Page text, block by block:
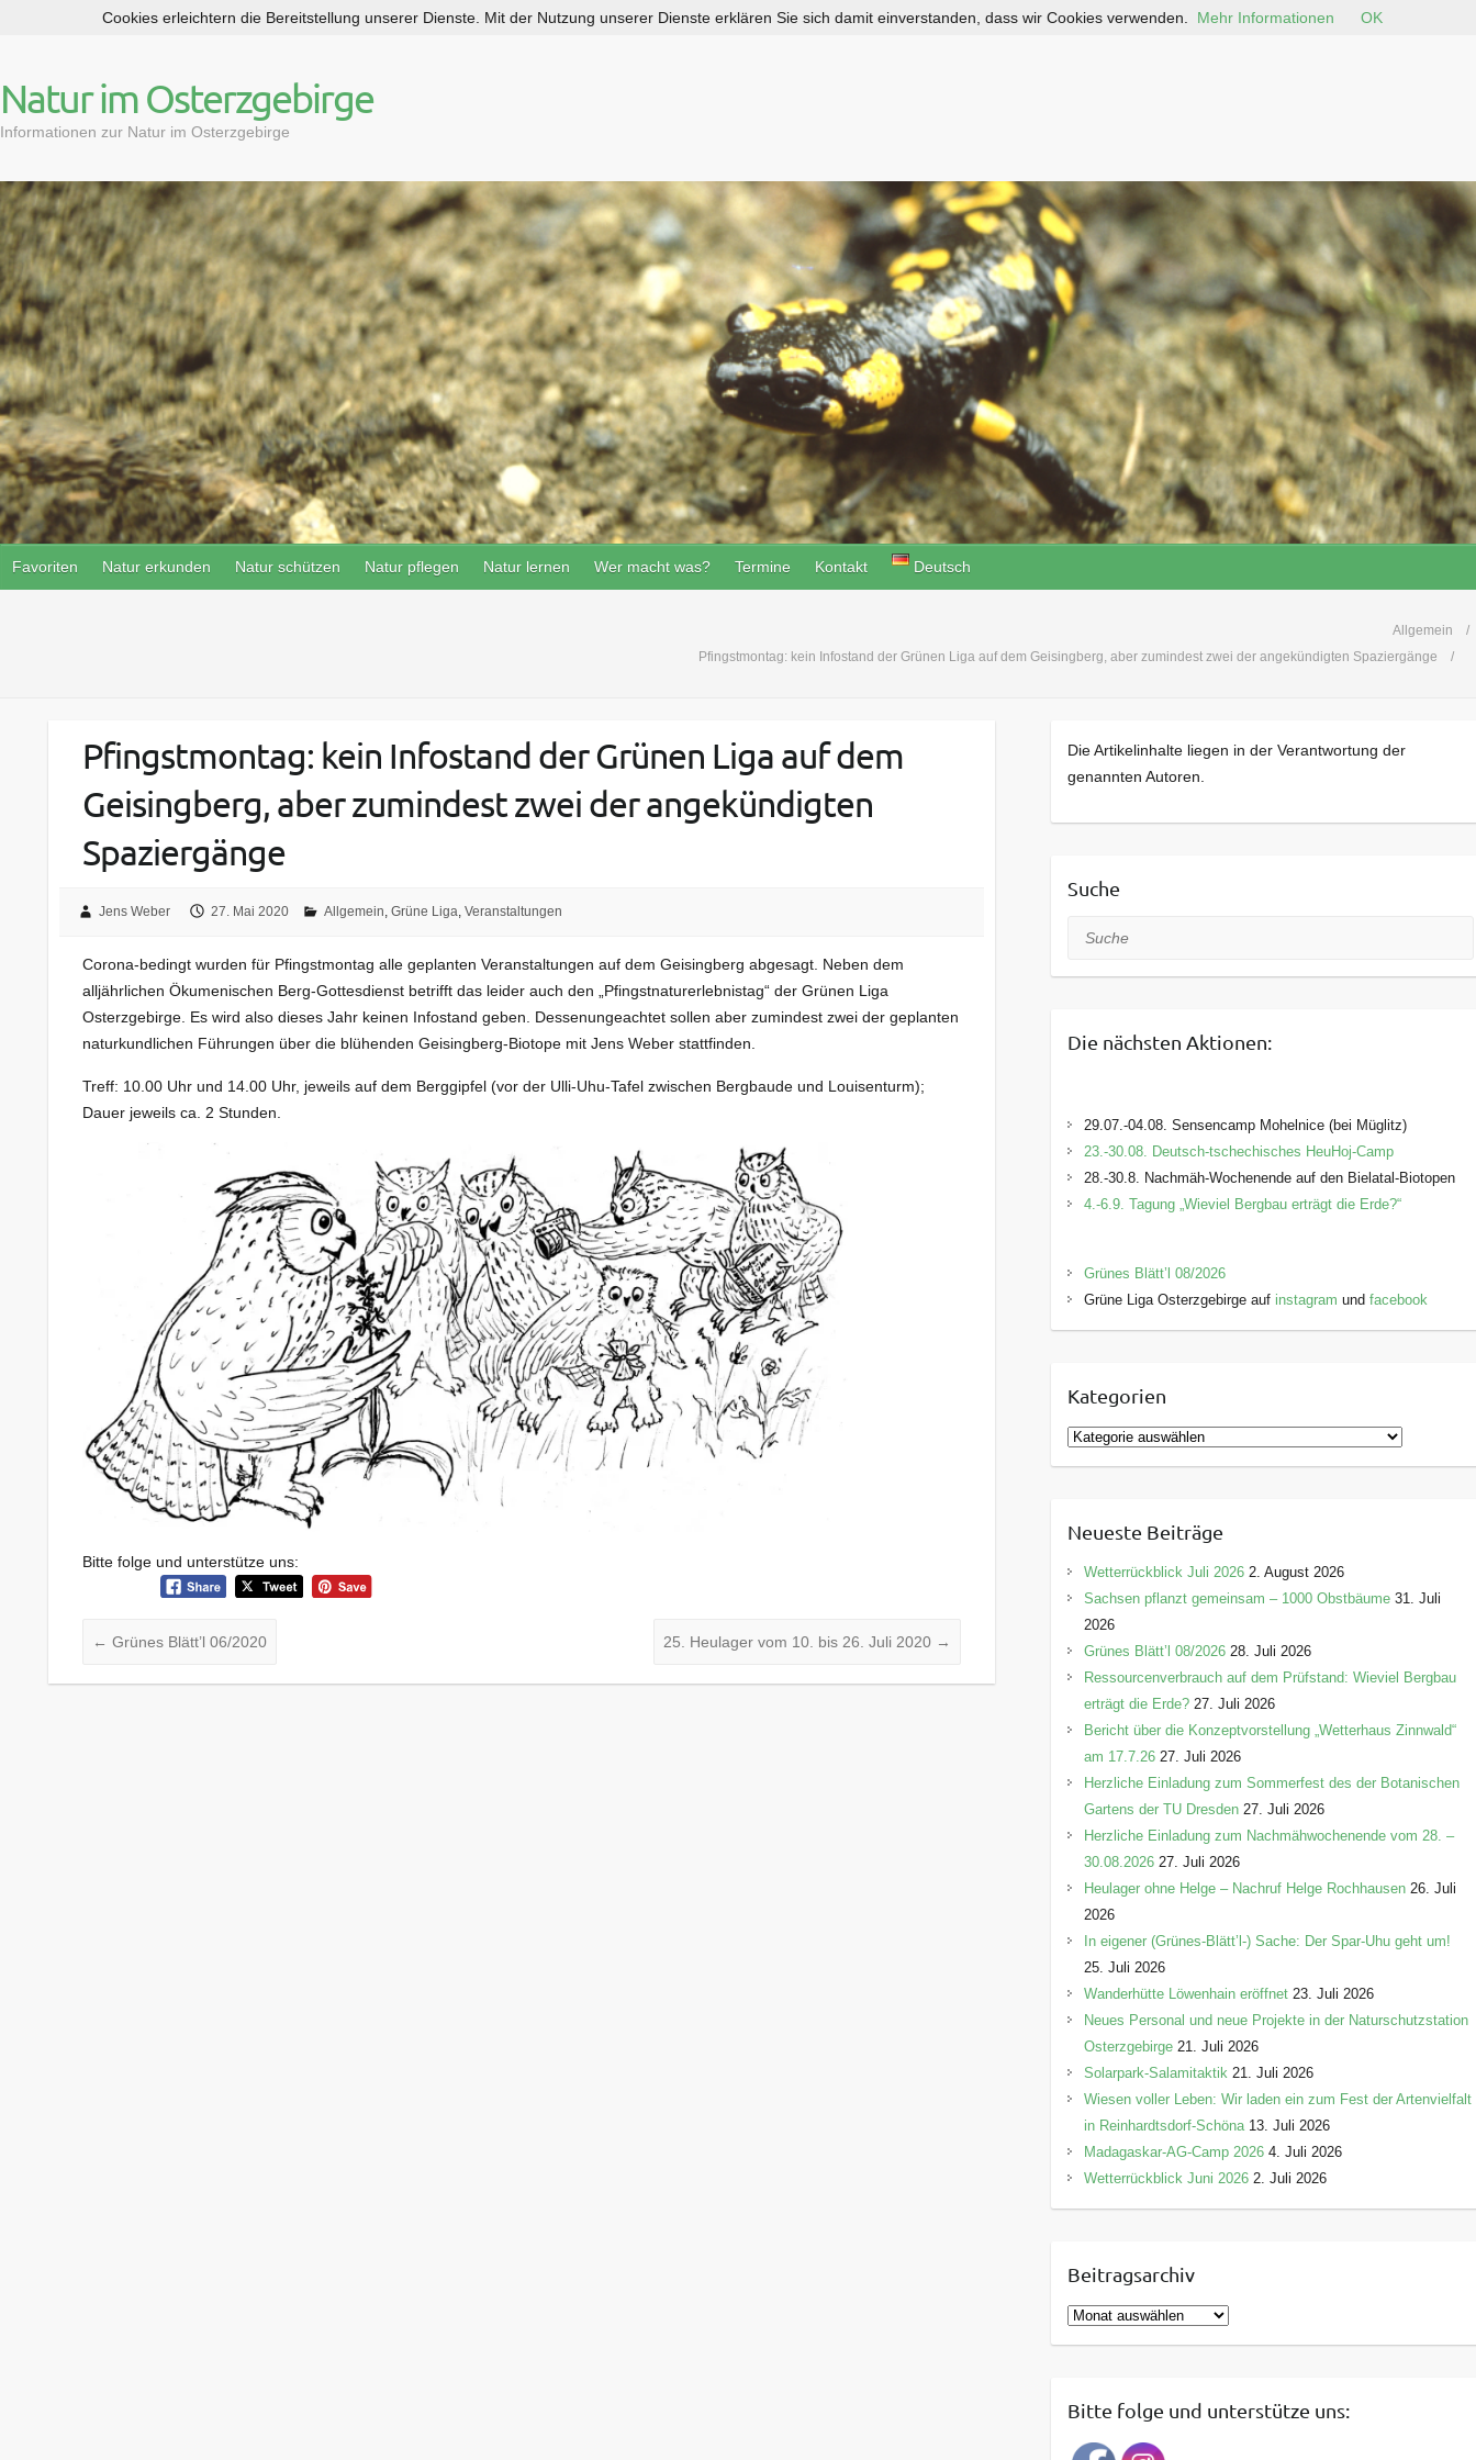
p
t
c
o
n
t
e
n
t
Natur im Osterzgebirge
Informationen zur Natur im Osterzgebirge
Favoriten Natur erkunden Natur schützen Natur pflegen Natur lernen Wer macht was? Termine Kontakt Deutsch
Allgemein
Pfingstmontag: kein Infostand der Grünen Liga auf dem Geisingberg, aber zumindest zwei der angekündigten Spaziergänge
Pfingstmontag: kein Infostand der Grünen Liga auf dem
Geisingberg, aber zumindest zwei der angekündigten
Spaziergänge
Jens Weber 27. Mai 2020 Allgemein,Grüne Liga,Veranstaltungen
Corona-bedingt wurden für Pfingstmontag alle geplanten Veranstaltungen auf dem Geisingberg abgesagt. Neben dem
alljährlichen Ökumenischen Berg-Gottesdienst betrifft das leider auch den „Pfingstnaturerlebnistag“ der Grünen Liga
Osterzgebirge. Es wird also dieses Jahr keinen Infostand geben. Dessenungeachtet sollen aber zumindest zwei der geplanten
naturkundlichen Führungen über die blühenden Geisingberg-Biotope mit Jens Weber stattfinden.
Treff: 10.00 Uhr und 14.00 Uhr, jeweils auf dem Berggipfel (vor der Ulli-Uhu-Tafel zwischen Bergbaude und Louisenturm);
Dauer jeweils ca. 2 Stunden.
Bitte folge und unterstütze uns:
← Grünes Blätt’l 06/2020 25. Heulager vom 10. bis 26. Juli 2020 →
Die Artikelinhalte liegen in der Verantwortung der
genannten Autoren.
Suche
Suche
Die nächsten Aktionen:
29.07.-04.08. Sensencamp Mohelnice (bei Müglitz)
23.-30.08. Deutsch-tschechisches HeuHoj-Camp
28.-30.8. Nachmäh-Wochenende auf den Bielatal-Biotopen
4.-6.9. Tagung „Wieviel Bergbau erträgt die Erde?“
Grünes Blätt’l 08/2026
Grüne Liga Osterzgebirge auf instagram und facebook
Kategorien
K
a
g
o
r
e
n
Neueste Beiträge
Wetterrückblick Juli 2026 2. August 2026
Sachsen pflanzt gemeinsam – 1000 Obstbäume 31. Juli
2026
Grünes Blätt’l 08/2026 28. Juli 2026
Ressourcenverbrauch auf dem Prüfstand: Wieviel Bergbau
erträgt die Erde? 27. Juli 2026
Bericht über die Konzeptvorstellung „Wetterhaus Zinnwald“
am 17.7.26 27. Juli 2026
Herzliche Einladung zum Sommerfest des der Botanischen
Gartens der TU Dresden 27. Juli 2026
Herzliche Einladung zum Nachmähwochenende vom 28. –
30.08.2026 27. Juli 2026
Heulager ohne Helge – Nachruf Helge Rochhausen 26. Juli
2026
In eigener (Grünes-Blätt’l-) Sache: Der Spar-Uhu geht um!
25. Juli 2026
Wanderhütte Löwenhain eröffnet 23. Juli 2026
Neues Personal und neue Projekte in der Naturschutzstation
Osterzgebirge 21. Juli 2026
Solarpark-Salamitaktik 21. Juli 2026
Wiesen voller Leben: Wir laden ein zum Fest der Artenvielfalt
in Reinhardtsdorf-Schöna 13. Juli 2026
Madagaskar-AG-Camp 2026 4. Juli 2026
Wetterrückblick Juni 2026 2. Juli 2026
Beitragsarchiv
B
e
rBitte folge und unterstütze uns:
Cookies erleichtern die Bereitstellung unserer Dienste. Mit der Nutzung unserer Dienste erklären Sie sich damit einverstanden, dass wir Cookies verwenden. Mehr Informationen OK